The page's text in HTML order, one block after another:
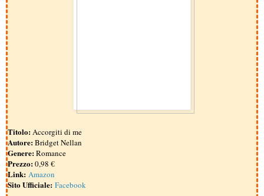
Titolo:Accorgiti di me
Autore:Bridget Nellan
Genere:Romance
Prezzo:0,98 €
Link: Amazon
Sito Ufficiale: Facebook